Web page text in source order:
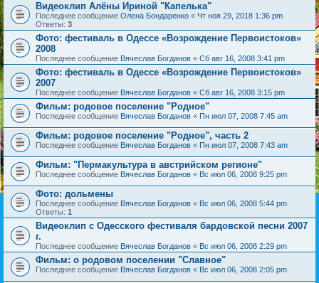
Видеоклип Алёны Ириной "Капелька"
Последнее сообщение Олена Бондаренко « Чт ноя 29, 2018 1:36 pm
Ответы: 3
Фото: фестиваль в Одессе «Возрождение Первоистоков»
2008
Последнее сообщение Вячеслав Богданов « Сб авг 16, 2008 3:41 pm
Фото: фестиваль в Одессе «Возрождение Первоистоков»
2007
Последнее сообщение Вячеслав Богданов « Сб авг 16, 2008 3:15 pm
Фильм: родовое поселение "Родное"
Последнее сообщение Вячеслав Богданов « Пн июл 07, 2008 7:45 am
Фильм: родовое поселение "Родное", часть 2
Последнее сообщение Вячеслав Богданов « Пн июл 07, 2008 7:43 am
Фильм: "Пермакультура в австрийском регионе"
Последнее сообщение Вячеслав Богданов « Вс июл 06, 2008 9:25 pm
Фото: дольмены
Последнее сообщение Вячеслав Богданов « Вс июл 06, 2008 5:44 pm
Ответы: 1
Видеоклип с Одесского фестиваля бардовской песни 2007
г.
Последнее сообщение Вячеслав Богданов « Вс июл 06, 2008 2:29 pm
Фильм: о родовом поселении "Славное"
Последнее сообщение Вячеслав Богданов « Вс июл 06, 2008 2:05 pm